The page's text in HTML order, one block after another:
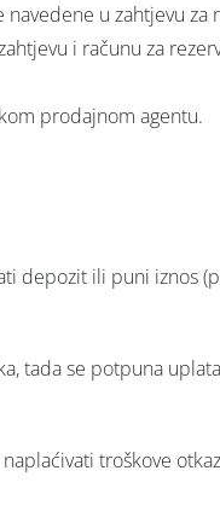
u zahtjevu
i računu za
prodajnom agentu.
depozit ili puni iznos
tada se potpuna
troškove